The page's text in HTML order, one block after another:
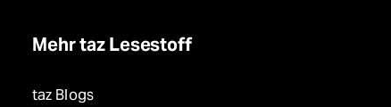
Mehr taz Lesestoff
taz Blogs